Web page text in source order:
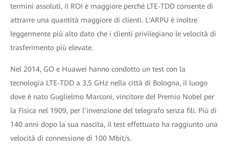
termini assoluti, il ROI è maggiore perché LTE-TDD consente di
attrarre una quantità maggiore di clienti. L'ARPU è inoltre
leggermente più alto dato che i clienti privilegiano le velocità di
trasferimento più elevate.
Nel 2014, GO e Huawei hanno condotto un test con la
tecnologia LTE-TDD a 3,5 GHz nella città di Bologna, il luogo
dove è nato Guglielmo Marconi, vincitore del Premio Nobel per
la Fisica nel 1909, per l’invenzione del telegrafo senza fili. Più di
140 anni dopo la sua nascita, il test effettuato ha raggiunto una
velocità di connessione di 100 Mbit/s.